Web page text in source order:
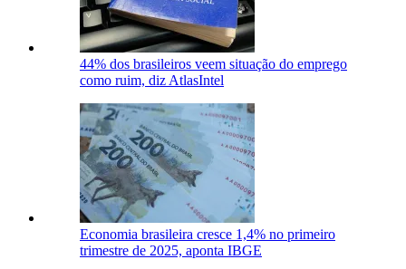
44% dos brasileiros veem situação do emprego
como ruim, diz AtlasIntel
Economia brasileira cresce 1,4% no primeiro
trimestre de 2025, aponta IBGE